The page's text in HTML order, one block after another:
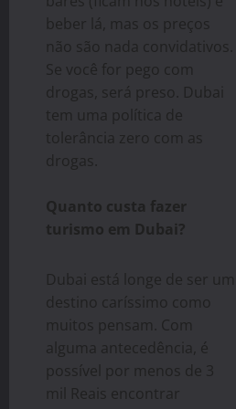
beber lá, mas os preços
não são nada convidativos.
Se você for pego com
drogas, será preso. Dubai
tem uma política de
tolerância zero com as
drogas.
Quanto custa fazer
turismo em Dubai?
Dubai está longe de ser um
destino caríssimo como
muitos pensam. Com
alguma antecedência, é
possível por menos de 3
mil Reais encontrar